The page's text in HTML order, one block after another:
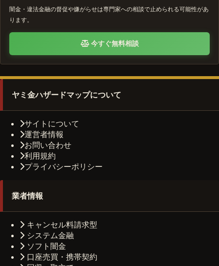
闇金・違法金融の督促や嫌がらせは専門家への相談で止められる可能性があ
ります。
今すぐ無料相談
ヤミ金ハザードマップについて
サイトについて
運営者情報
お問い合わせ
利用規約
プライバシーポリシー
業者情報
キャンセル料請求型
システム金融
ソフト闇金
口座売買・携帯契約